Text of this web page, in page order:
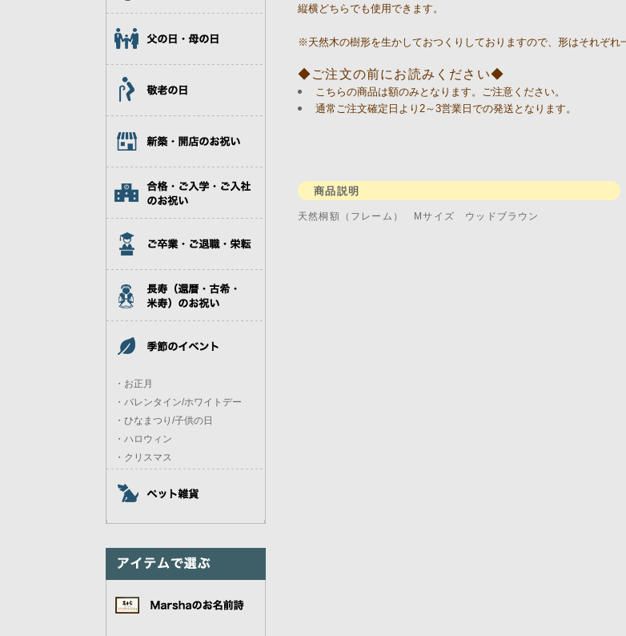
縦横どちらでも使用できます。
※天然木の樹形を生かしておつくりしておりますので、形はそれぞれ
◆ご注文の前にお読みください◆
こちらの商品は額のみとなります。ご注意ください。
通常ご注文確定日より2～3営業日での発送となります。
商品説明
天然桐額（フレーム） Mサイズ ウッドブラウン
・お正月
・バレンタイン/ホワイトデー
・ひなまつり/子供の日
・ハロウィン
・クリスマス